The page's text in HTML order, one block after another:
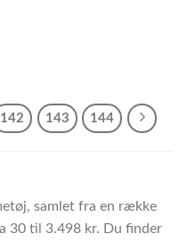
142 143 144
samlet fra en række
30 til 3.498 kr. Du finder